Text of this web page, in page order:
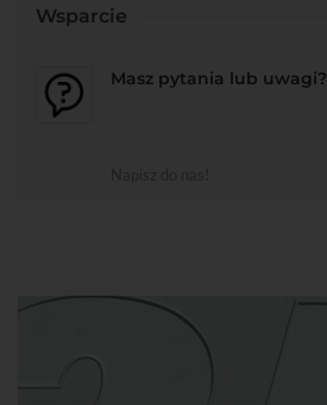
Wsparcie
Masz pytania lub uwagi?